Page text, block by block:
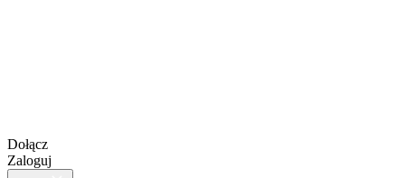
Dołącz
Zaloguj